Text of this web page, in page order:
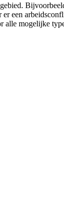
een
mogelijke